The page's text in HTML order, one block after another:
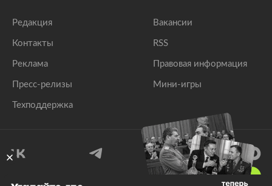
Редакция
Контакты
Реклама
Пресс-релизы
Техподдержка
Вакансии
RSS
Правовая информация
Мини-игры